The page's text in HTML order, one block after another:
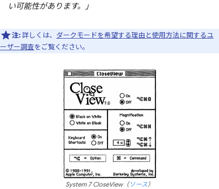
い可能性があります。」
注:詳しくは、 ダークモードを希望する理由と使用方法に関するユ
ーザー調査をご覧ください。
System 7 CloseView（ソース）